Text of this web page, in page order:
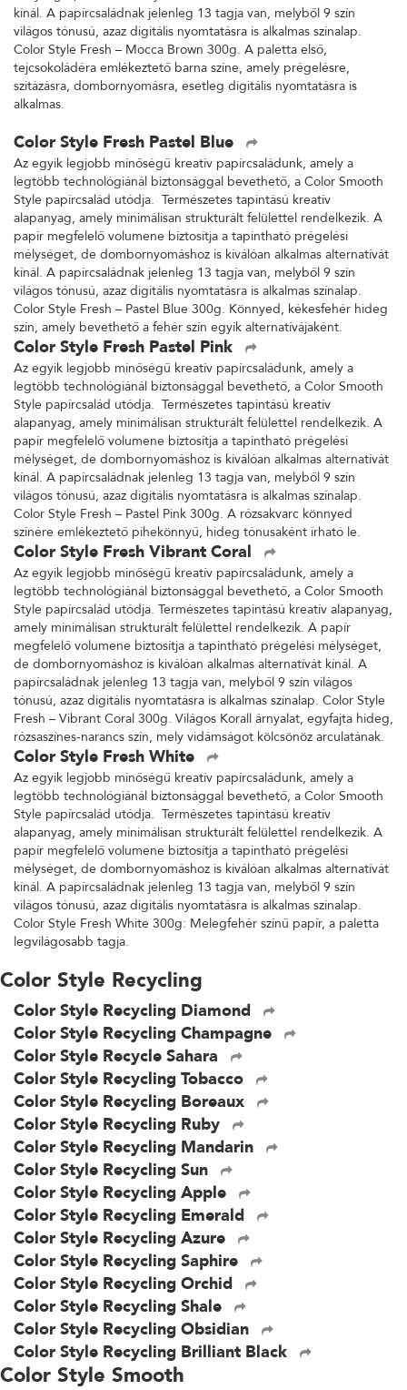
kínál. A papírcsaládnak jelenleg 13 tagja van, melyből 9 szín
világos tónusú, azaz digitális nyomtatásra is alkalmas színalap.
Color Style Fresh – Mocca Brown 300g. A paletta első,
tejcsokoládéra emlékeztető barna színe, amely prégelésre,
szitázásra, dombornyomásra, esetleg digitális nyomtatásra is
alkalmas.
Color Style Fresh Pastel Blue
Az egyik legjobb minőségű kreatív papírcsaládunk, amely a
legtöbb technológiánál biztonsággal bevethető, a Color Smooth
Style papírcsalád utódja. Természetes tapintású kreatív
alapanyag, amely minimálisan strukturált felülettel rendelkezik. A
papír megfelelő volumene biztosítja a tapintható prégelési
mélységet, de dombornyomáshoz is kiválóan alkalmas alternatívát
kínál. A papírcsaládnak jelenleg 13 tagja van, melyből 9 szín
világos tónusú, azaz digitális nyomtatásra is alkalmas színalap.
Color Style Fresh – Pastel Blue 300g. Könnyed, kékesfehér hideg
szín, amely bevethető a fehér szín egyik alternatívájaként.
Color Style Fresh Pastel Pink
Az egyik legjobb minőségű kreatív papírcsaládunk, amely a
legtöbb technológiánál biztonsággal bevethető, a Color Smooth
Style papírcsalád utódja. Természetes tapintású kreatív
alapanyag, amely minimálisan strukturált felülettel rendelkezik. A
papír megfelelő volumene biztosítja a tapintható prégelési
mélységet, de dombornyomáshoz is kiválóan alkalmas alternatívát
kínál. A papírcsaládnak jelenleg 13 tagja van, melyből 9 szín
világos tónusú, azaz digitális nyomtatásra is alkalmas színalap.
Color Style Fresh – Pastel Pink 300g. A rózsakvarc könnyed
színére emlékeztető pihekönnyű, hideg tónusaként írható le.
Color Style Fresh Vibrant Coral
Az egyik legjobb minőségű kreatív papírcsaládunk, amely a
legtöbb technológiánál biztonsággal bevethető, a Color Smooth
Style papírcsalád utódja. Természetes tapintású kreatív alapanyag,
amely minimálisan strukturált felülettel rendelkezik. A papír
megfelelő volumene biztosítja a tapintható prégelési mélységet,
de dombornyomáshoz is kiválóan alkalmas alternatívát kínál. A
papírcsaládnak jelenleg 13 tagja van, melyből 9 szín világos
tónusú, azaz digitális nyomtatásra is alkalmas színalap. Color Style
Fresh – Vibrant Coral 300g. Világos Korall árnyalat, egyfajta hideg,
rózsaszínes-narancs szín, mely vidámságot kölcsönöz arculatának.
Color Style Fresh White
Az egyik legjobb minőségű kreatív papírcsaládunk, amely a
legtöbb technológiánál biztonsággal bevethető, a Color Smooth
Style papírcsalád utódja. Természetes tapintású kreatív
alapanyag, amely minimálisan strukturált felülettel rendelkezik. A
papír megfelelő volumene biztosítja a tapintható prégelési
mélységet, de dombornyomáshoz is kiválóan alkalmas alternatívát
kínál. A papírcsaládnak jelenleg 13 tagja van, melyből 9 szín
világos tónusú, azaz digitális nyomtatásra is alkalmas színalap.
Color Style Fresh White 300g: Melegfehér színű papír, a paletta
legvilágosabb tagja.
Color Style Recycling
Color Style Recycling Diamond
Color Style Recycling Champagne
Color Style Recycle Sahara
Color Style Recycling Tobacco
Color Style Recycling Boreaux
Color Style Recycling Ruby
Color Style Recycling Mandarin
Color Style Recycling Sun
Color Style Recycling Apple
Color Style Recycling Emerald
Color Style Recycling Azure
Color Style Recycling Saphire
Color Style Recycling Orchid
Color Style Recycling Shale
Color Style Recycling Obsidian
Color Style Recycling Brilliant Black
Color Style Smooth